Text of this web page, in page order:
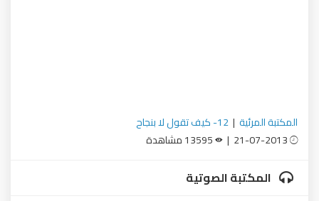
المكتبة المرئية | 12- كيف تقول لا بنجاح
المكتبة الصوتية